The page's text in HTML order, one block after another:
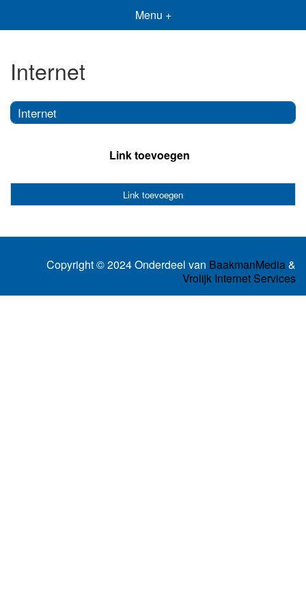
Menu +
Internet
Internet
Link toevoegen
Link toevoegen
Copyright © 2024 Onderdeel van BaakmanMedia&
Vrolijk Internet Services